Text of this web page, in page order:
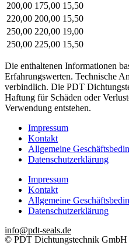
200,00 175,00 15,50
220,00 200,00 15,50
250,00 220,00 19,00
250,00 225,00 15,50
Die enthaltenen Informationen
Erfahrungswerten. Technische
verbindlich. Die PDT
Haftung für Schäden oder
Verwendung entstehen.
Impressum
Kontakt
Allgemeine
Datenschutzerklärung
Impressum
Kontakt
Allgemeine
Datenschutzerklärung
info@pdt-seals.de
© PDT Dichtungstechnik GmbH